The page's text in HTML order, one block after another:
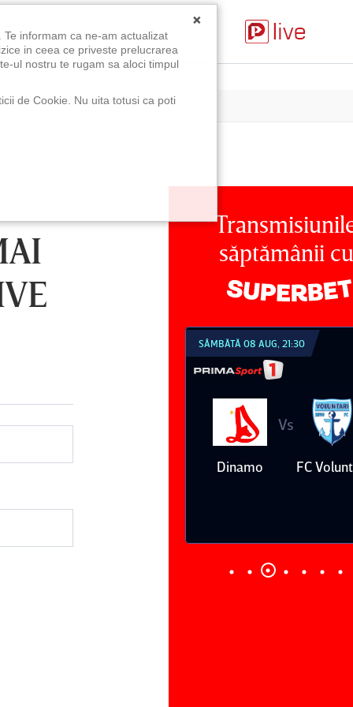
săptămânii cu
Farul
Vs
SÂMBĂTĂ 08 AUG, 21:30
Dinamo
Vs
FC
×
informam ca ne-am actualizat
in ceea ce priveste prelucrarea
ul nostru te rugam sa aloci timpul
de Cookie. Nu uita totusi ca poti